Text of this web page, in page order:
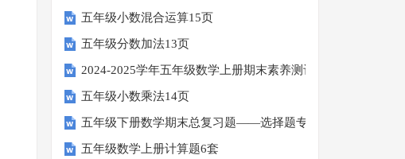
五年级小数混合运算15页
五年级分数加法13页
2024-2025学年五年级数学上册期末素养测评卷（考试版A4
五年级小数乘法14页
五年级下册数学期末总复习题——选择题专项练习
五年级数学上册计算题6套